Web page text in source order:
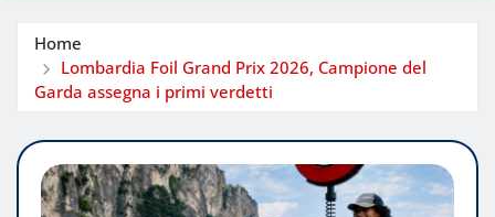
Home
Lombardia Foil Grand Prix 2026, Campione del
Garda assegna i primi verdetti